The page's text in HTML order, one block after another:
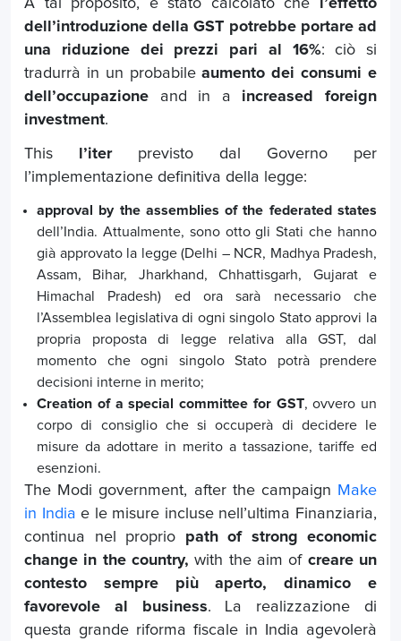
A tal proposito, è stato calcolato che
l’effetto
dell’introduzione della GST potrebbe portare ad
una riduzione dei prezzi pari al 16%: ciò si
tradurrà in un probabileaumento dei consumi e
dell’occupazione and in a increased foreign
investment.
This l’iter previsto dal Governo per
l’implementazione definitiva della legge:
approval by the assemblies of the federated states
dell’India. Attualmente, sono otto gli Stati che hanno
già approvato la legge (Delhi – NCR, Madhya Pradesh,
Assam, Bihar, Jharkhand, Chhattisgarh, Gujarat e
Himachal Pradesh) ed ora sarà necessario che
l’Assemblea legislativa di ogni singolo Stato approvi la
propria proposta di legge relativa alla GST, dal
momento che ogni singolo Stato potrà prendere
decisioni interne in merito;
Creation of a special committee for GST, ovvero un
corpo di consiglio che si occuperà di decidere le
misure da adottare in merito a tassazione, tariffe ed
esenzioni.
The Modi government, after the campaign Make
in India e le misure incluse nell’ultima Finanziaria,
continua nel proprio path of strong economic
change in the country,with the aim of creare un
contesto sempre più aperto, dinamico e
favorevole al business. La realizzazione di
questa grande riforma fiscale in India agevolerà